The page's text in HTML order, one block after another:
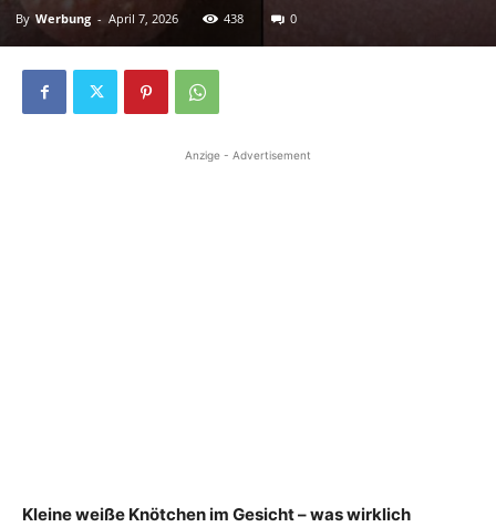
By Werbung - April 7, 2026 438 0
Anzige - Advertisement
Kleine weiße Knötchen im Gesicht – was wirklich